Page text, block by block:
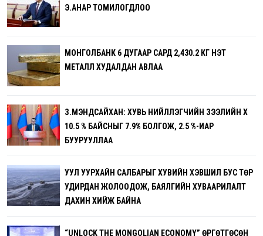
Э.АНАР ТОМИЛОГДЛОО
МОНГОЛБАНК 6 ДУГААР САРД 2,430.2 КГ ҮНЭТ
МЕТАЛЛ ХУДАЛДАН АВЛАА
З.МЭНДСАЙХАН: ХУВЬ НИЙЛҮҮЛЭГЧИЙН ЗЭЭЛИЙН ХҮҮ
10.5 % БАЙСНЫГ 7.9% БОЛГОЖ, 2.5 %-ИАР
БУУРУУЛЛАА
УУЛ УУРХАЙН САЛБАРЫГ ХУВИЙН ХЭВШИЛ БУС ТӨР
УДИРДАН ЖОЛООДОЖ, БАЯЛГИЙН ХУВААРИЛАЛТ
ДАХИН ХИЙЖ БАЙНА
“UNLOCK THE MONGOLIAN ECONOMY” ӨРГӨТГӨСӨН